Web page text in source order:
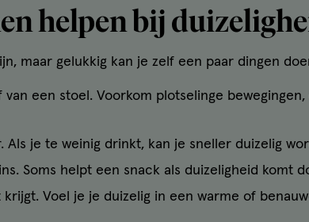
helpen bij
maar gelukkig kan je zelf een paar dingen
een stoel. Voorkom plotselinge
Als je te weinig drinkt, kan je sneller duizelig
Soms helpt een snack als duizeligheid komt
Voel je je duizelig in een warme of